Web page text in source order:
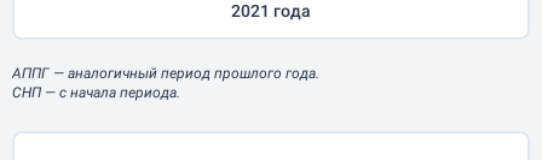
2021 года
АППГ — аналогичный период прошлого года.
СНП — с начала периода.